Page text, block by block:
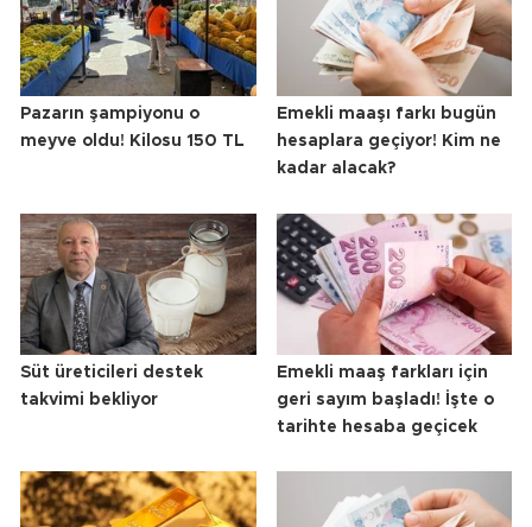
Pazarın şampiyonu o
meyve oldu! Kilosu 150 TL
Emekli maaşı farkı bugün
hesaplara geçiyor! Kim ne
kadar alacak?
Süt üreticileri destek
takvimi bekliyor
Emekli maaş farkları için
geri sayım başladı! İşte o
tarihte hesaba geçicek